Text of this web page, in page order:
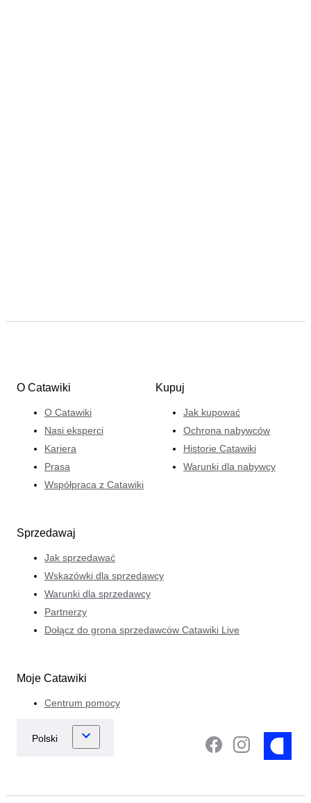
O Catawiki
O Catawiki
Nasi eksperci
Kariera
Prasa
Współpraca z Catawiki
Kupuj
Jak kupować
Ochrona nabywców
Historie Catawiki
Warunki dla nabywcy
Sprzedawaj
Jak sprzedawać
Wskazówki dla sprzedawcy
Warunki dla sprzedawcy
Partnerzy
Dołącz do grona sprzedawców Catawiki Live
Moje Catawiki
Centrum pomocy